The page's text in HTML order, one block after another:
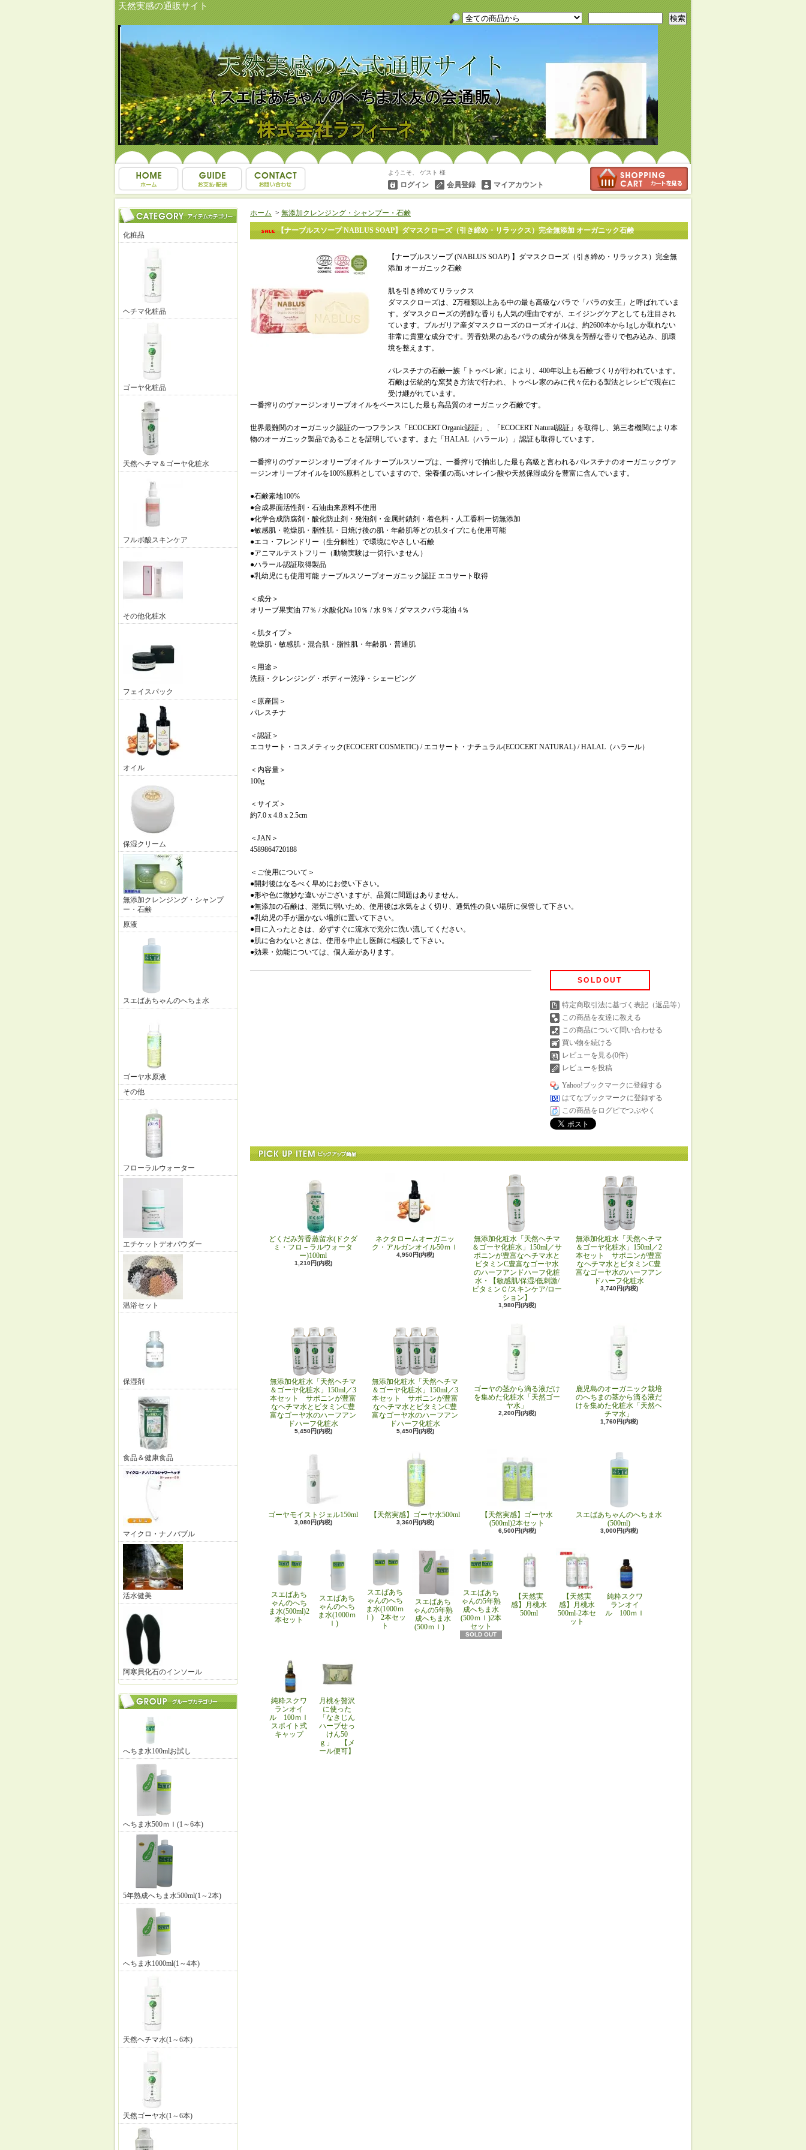
天然実感の通販サイト
検索
ようこそ、 ゲスト 様
ログイン 会員登録 マイアカウント
化粧品
ヘチマ化粧品
ゴーヤ化粧品
天然ヘチマ＆ゴーヤ化粧水
フルボ酸スキンケア
その他化粧水
フェイスパック
オイル
保湿クリーム
無添加クレンジング・シャンプ
ー・石鹸
原液
スエばあちゃんのへちま水
ゴーヤ水原液
その他
フローラルウォーター
エチケットデオパウダー
温浴セット
保湿剤
食品＆健康食品
マイクロ・ナノバブル
活水健美
阿寒貝化石のインソール
へちま水100mlお試し
へちま水500ｍｌ(1～6本)
5年熟成へちま水500ml(1～2本)
へちま水1000ml(1～4本)
天然ヘチマ水(1～6本)
天然ゴーヤ水(1～6本)
ホーム > 無添加クレンジング・シャンプー・石鹸
【ナーブルスソープ NABLUS SOAP】ダマスクローズ（引き締め・リラックス）完全無添加 オーガニック石鹸
【ナーブルスソープ (NABLUS SOAP) 】ダマスクローズ（引き締め・リラックス）完全無
添加 オーガニック石鹸
肌を引き締めてリラックス
ダマスクローズは、2万種類以上ある中の最も高級なバラで「バラの女王」と呼ばれていま
す。ダマスクローズの芳醇な香りも人気の理由ですが、エイジングケアとしても注目され
ています。ブルガリア産ダマスクローズのローズオイルは、約2600本から1gしか取れない
非常に貴重な成分です。芳香効果のあるバラの成分が体臭を芳醇な香りで包み込み、肌環
境を整えます。
パレスチナの石鹸一族「トゥベレ家」により、400年以上も石鹸づくりが行われています。
石鹸は伝統的な窯焚き方法で行われ、トゥベレ家のみに代々伝わる製法とレシピで現在に
受け継がれています。
一番搾りのヴァージンオリーブオイルをベースにした最も高品質のオーガニック石鹸です。
世界最難関のオーガニック認証の一つフランス「ECOCERT Organic認証」、「ECOCERT Natural認証」を取得し、第三者機関により本
物のオーガニック製品であることを証明しています。また「HALAL（ハラール）」認証も取得しています。
一番搾りのヴァージンオリーブオイル ナーブルスソープは、一番搾りで抽出した最も高級と言われるパレスチナのオーガニックヴァ
ージンオリーブオイルを100%原料としていますので、栄養価の高いオレイン酸や天然保湿成分を豊富に含んでいます。
●石鹸素地100%
●合成界面活性剤・石油由来原料不使用
●化学合成防腐剤・酸化防止剤・発泡剤・金属封鎖剤・着色料・人工香料一切無添加
●敏感肌・乾燥肌・脂性肌・日焼け後の肌・年齢肌等どの肌タイプにも使用可能
●エコ・フレンドリー（生分解性）で環境にやさしい石鹸
●アニマルテストフリー（動物実験は一切行いません）
●ハラール認証取得製品
●乳幼児にも使用可能 ナーブルスソープオーガニック認証 エコサート取得
＜成分＞
オリーブ果実油 77％ / 水酸化Na 10％ / 水 9％ / ダマスクバラ花油 4％
＜肌タイプ＞
乾燥肌・敏感肌・混合肌・脂性肌・年齢肌・普通肌
＜用途＞
洗顔・クレンジング・ボディー洗浄・シェービング
＜原産国＞
パレスチナ
＜認証＞
エコサート・コスメティック(ECOCERT COSMETIC) / エコサート・ナチュラル(ECOCERT NATURAL) / HALAL（ハラール）
＜内容量＞
100g
＜サイズ＞
約7.0 x 4.8 x 2.5cm
＜JAN＞
4589864720188
＜ご使用について＞
●開封後はなるべく早めにお使い下さい。
●形や色に微妙な違いがございますが、品質に問題はありません。
●無添加の石鹸は、湿気に弱いため、使用後は水気をよく切り、通気性の良い場所に保管して下さい。
●乳幼児の手が届かない場所に置いて下さい。
●目に入ったときは、必ずすぐに流水で充分に洗い流してください。
●肌に合わないときは、使用を中止し医師に相談して下さい。
●効果・効能については、個人差があります。
SOLDOUT
特定商取引法に基づく表記（返品等）
この商品を友達に教える
この商品について問い合わせる
買い物を続ける
レビューを見る(0件)
レビューを投稿
Yahoo!ブックマークに登録する
はてなブックマークに登録する
この商品をログピでつぶやく
どくだみ芳香蒸留水(ドクダ
ミ・フロ－ラルウォータ
ー)100ml
1,210円(内税)
ネクタロームオーガニッ
ク・アルガンオイル50ｍｌ
4,950円(内税)
無添加化粧水「天然ヘチマ
＆ゴーヤ化粧水」150ml／サ
ポニンが豊富なヘチマ水と
ビタミンC豊富なゴーヤ水
のハーフアンドハーフ化粧
水・【敏感肌/保湿/低刺激/
ビタミンＣ/スキンケア/ロー
ション】
1,980円(内税)
無添加化粧水「天然ヘチマ
＆ゴーヤ化粧水」150ml／2
本セット サポニンが豊富
なヘチマ水とビタミンC豊
富なゴーヤ水のハーフアン
ドハーフ化粧水
3,740円(内税)
無添加化粧水「天然ヘチマ
＆ゴーヤ化粧水」150ml／3
本セット サポニンが豊富
なヘチマ水とビタミンC豊
富なゴーヤ水のハーフアン
ドハーフ化粧水
5,450円(内税)
無添加化粧水「天然ヘチマ
＆ゴーヤ化粧水」150ml／3
本セット サポニンが豊富
なヘチマ水とビタミンC豊
富なゴーヤ水のハーフアン
ドハーフ化粧水
5,450円(内税)
ゴーヤの茎から滴る液だけ
を集めた化粧水「天然ゴー
ヤ水」
2,200円(内税)
鹿児島のオーガニック栽培
のへちまの茎から滴る液だ
けを集めた化粧水「天然ヘ
チマ水」
1,760円(内税)
ゴーヤモイストジェル150ml
3,080円(内税)
【天然実感】ゴーヤ水500ml
3,360円(内税)
【天然実感】ゴーヤ水
(500ml)2本セット
6,500円(内税)
スエばあちゃんのへちま水
(500ml)
3,000円(内税)
スエばあち
ゃんのへち
ま水(500ml)2
本セット
スエばあち
ゃんのへち
ま水(1000ｍ
ｌ)
スエばあち
ゃんのへち
ま水(1000ｍ
ｌ) 2本セッ
ト
スエばあち
ゃんの5年熟
成へちま水
(500ｍｌ)
スエばあち
ゃんの5年熟
成へちま水
(500ｍｌ)2本
セット
SOLD OUT
【天然実
感】月桃水
500ml
【天然実
感】月桃水
500ml-2本セ
ット
純粋スクワ
ランオイ
ル 100ｍｌ
純粋スクワ
ランオイ
ル 100ｍｌ
スポイト式
キャップ
月桃を贅沢
に使った
「なきじん
ハーブせっ
けん50
ｇ」 【メ
ール便可】